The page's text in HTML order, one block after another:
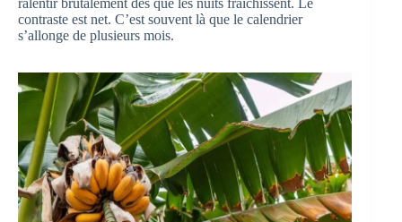
contraste est net. C’est souvent là que le calendrier
s’allonge de plusieurs mois.